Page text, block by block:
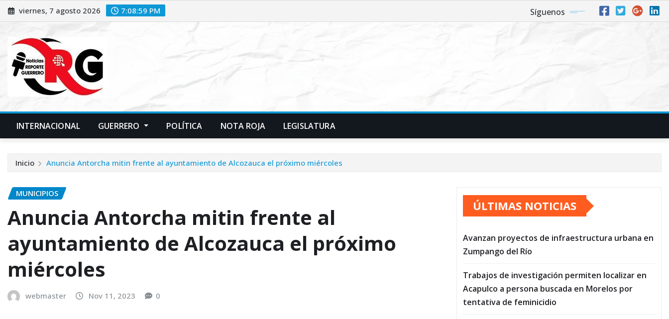
Saltar
al
viernes, 7 agosto 2026 7:09:00 PM Síguenos
INTERNACIONAL GUERRERO POLÍTICA NOTA ROJA LEGISLATURA
Inicio Anuncia Antorcha mitin frente al ayuntamiento de Alcozauca el próximo miércoles
MUNICIPIOS
Anuncia Antorcha mitin frente al
ayuntamiento de Alcozauca el próximo
miércoles
webmaster Nov 11, 2023 0
ÚLTIMAS NOTICIAS
Avanzan proyectos de infraestructura urbana en
Zumpango del Río
Trabajos de investigación permiten localizar en
Acapulco a persona buscada en Morelos por
tentativa de feminicidio